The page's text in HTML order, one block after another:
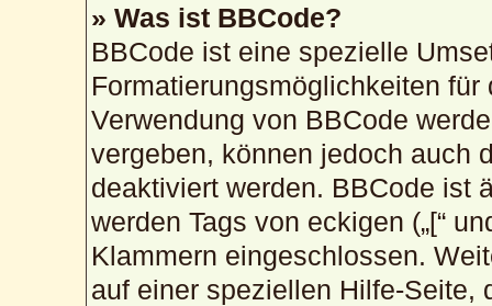
» Was ist BBCode?
BBCode ist eine spezielle
Formatierungsmöglichkeiten
Verwendung von BBCode
vergeben, können jedoch auch
deaktiviert werden. BBCode ist
werden Tags von eckigen („[“
Klammern eingeschlossen.
auf einer speziellen Hilfe-Seite,